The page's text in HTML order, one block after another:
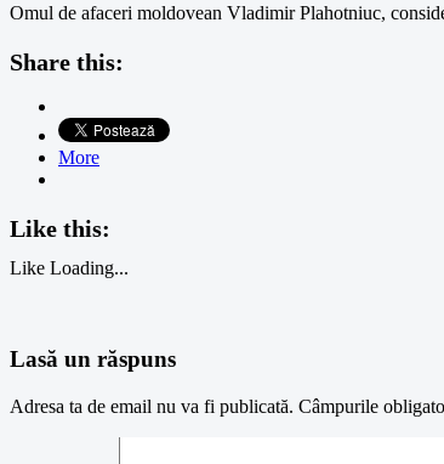
Omul de afaceri moldovean Vladimir Plahotniuc,
Share this:
More
Like this:
Like Loading...
Lasă un răspuns
Adresa ta de email nu va fi publicată. Câmpurile